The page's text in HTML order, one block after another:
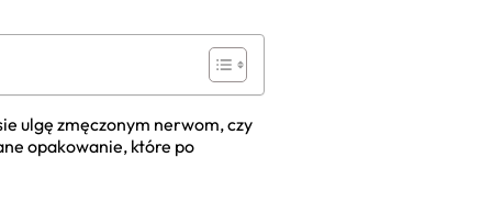
ulgę zmęczonym nerwom, czy
opakowanie, które po